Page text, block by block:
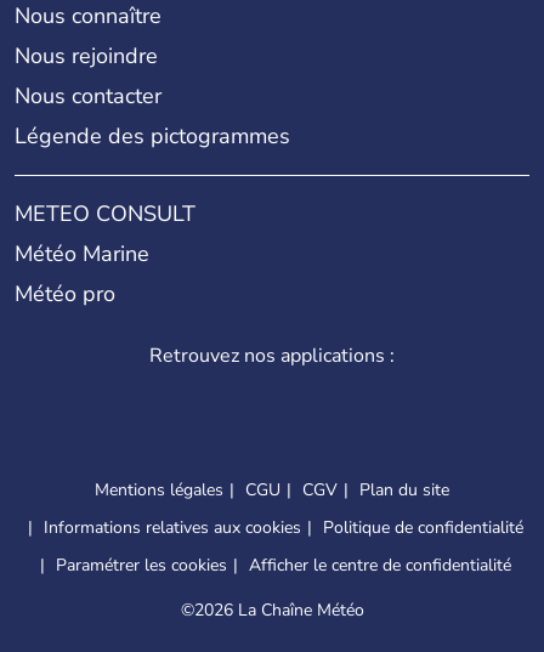
Nous connaître
Nous rejoindre
Nous contacter
Légende des pictogrammes
METEO CONSULT
Météo Marine
Météo pro
Retrouvez nos applications :
Mentions légales CGU CGV
Plan du site
Informations relatives aux cookies
Politique de confidentialité
Paramétrer les cookies
Afficher le centre de confidentialité
©2026 La Chaîne Météo